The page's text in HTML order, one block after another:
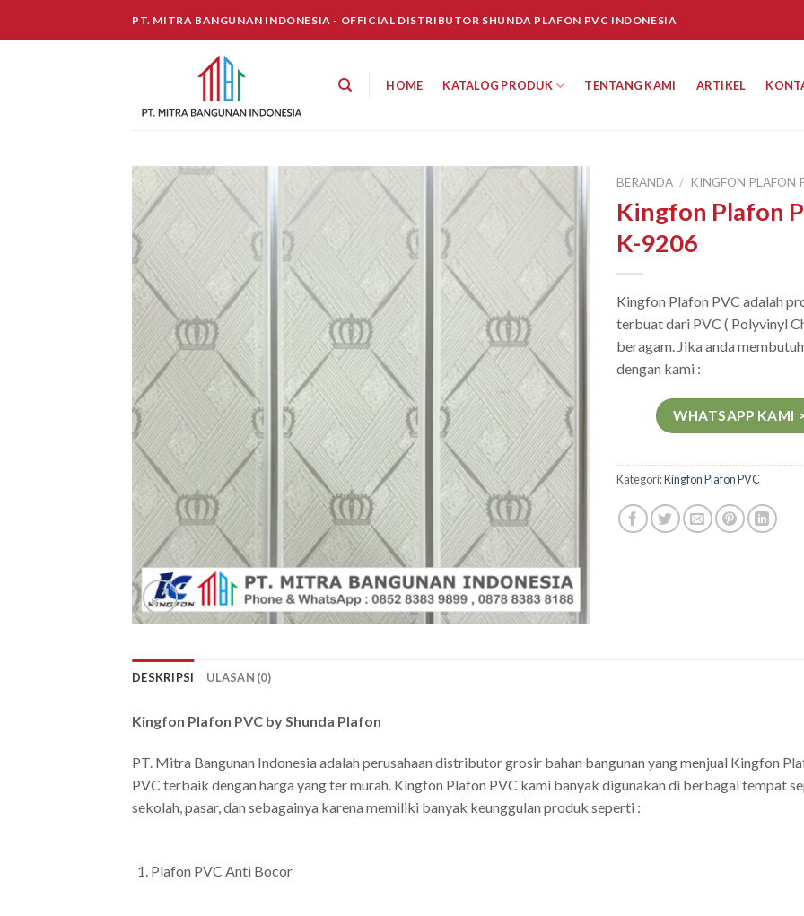
PT. MITRA BANGUNAN INDONESIA - OFFICIAL DISTRIBUTOR SHUNDA PLAFON PVC INDONESIA
HOME KATALOG PRODUK TENTANG KAMI ARTIKEL
BERANDA / KINGFON PLAFON
Kingfon Plafon
K-9206
Kingfon Plafon PVC adalah
terbuat dari PVC ( Polyvinyl
beragam. Jika anda
dengan kami :
WHATSAPP KAMI >
Kategori:Kingfon Plafon PVC
DESKRIPSI ULASAN (0)
Kingfon Plafon PVC by Shunda Plafon
PT. Mitra Bangunan Indonesia adalah perusahaan distributor grosir bahan bangunan yang menjual Kingfon
PVC terbaik dengan harga yang ter murah. Kingfon Plafon PVC kami banyak digunakan di berbagai tempat
sekolah, pasar, dan sebagainya karena memiliki banyak keunggulan produk seperti :
Plafon PVC Anti Bocor